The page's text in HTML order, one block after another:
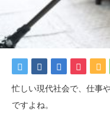
忙しい現代社会で、仕事
ですよね。